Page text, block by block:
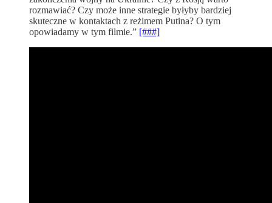
rozmawiać? Czy może inne strategie byłyby bardziej
skuteczne w kontaktach z reżimem Putina? O tym
opowiadamy w tym filmie.” [###]